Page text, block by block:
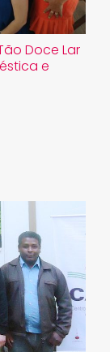
Doce Lar
e